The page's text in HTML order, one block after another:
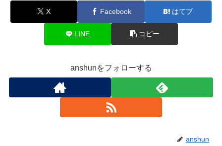
X Facebook はてブ
LINE コピー
anshunをフォローする
anshun